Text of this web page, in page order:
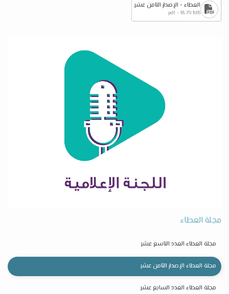
العطاء - الإصدار الثامن عشر
pdf - 18.79 MB
مجلة العطاء
مجلة العطاء العدد التاسع عشر
مجلة العطاء الإصدار الثامن عشر
مجلة العطاء العدد السابع عشر